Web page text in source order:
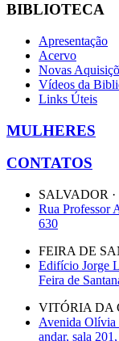
BIBLIOTECA
Apresentação
Acervo
Novas
Vídeos da
Links Úteis
MULHERES
CONTATOS
SALVADOR ·
Rua Professor
630
FEIRA DE
Edifício Jorge
Feira de
VITÓRIA DA
Avenida Olívia
andar, sala